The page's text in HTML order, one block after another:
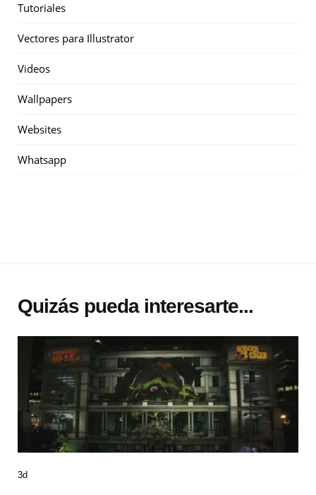
Tutoriales
Vectores para Illustrator
Videos
Wallpapers
Websites
Whatsapp
Quizás pueda interesarte...
3d